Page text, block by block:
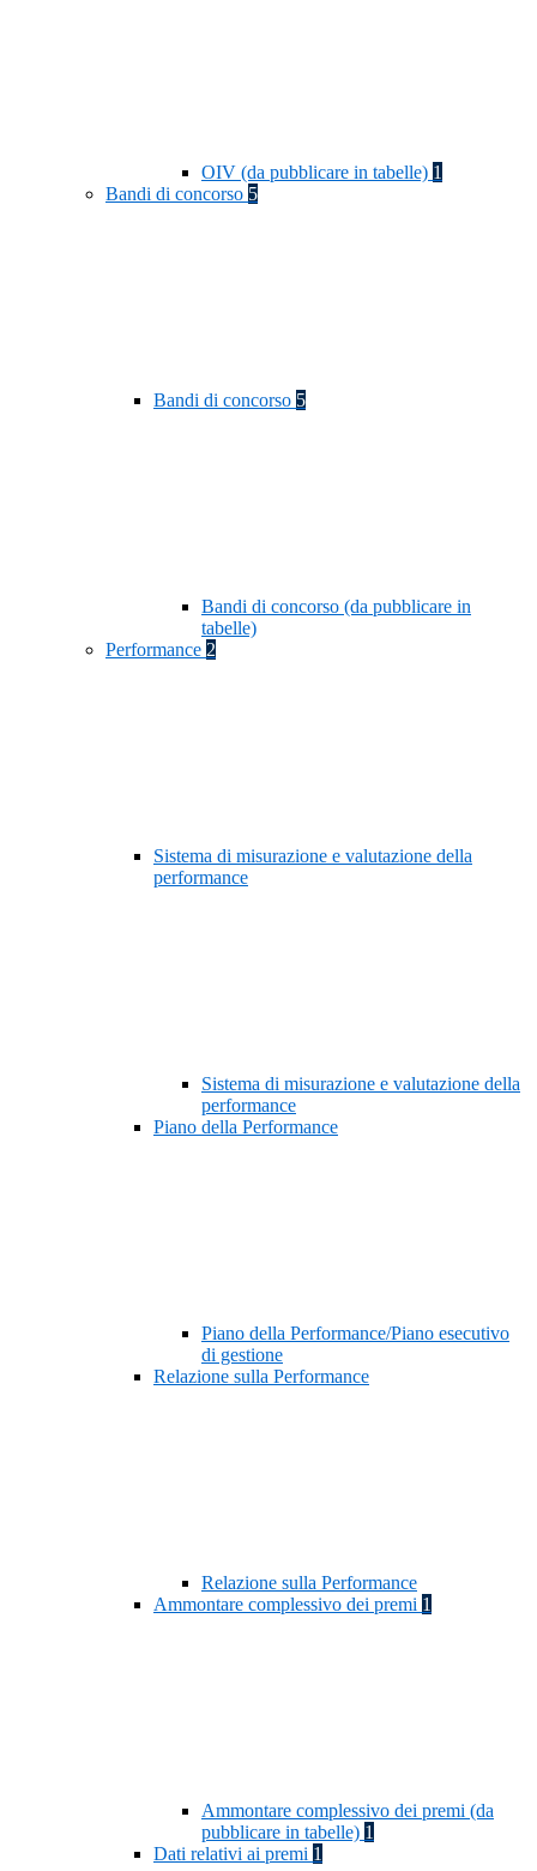
OIV (da pubblicare in tabelle) 1
Bandi di concorso 5
Bandi di concorso 5
Bandi di concorso (da pubblicare in
tabelle)
Performance 2
Sistema di misurazione e valutazione della
performance
Sistema di misurazione e valutazione della
performance
Piano della Performance
Piano della Performance/Piano esecutivo
di gestione
Relazione sulla Performance
Relazione sulla Performance
Ammontare complessivo dei premi 1
Ammontare complessivo dei premi (da
pubblicare in tabelle) 1
Dati relativi ai premi 1